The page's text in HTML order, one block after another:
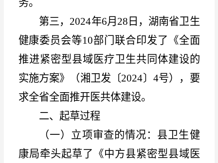
务。
第三， 2024年6月28日，湖南省卫生
健康委员会等10部门联合印发了《全面
推进紧密型县域医疗卫生共同体建设的
实施方案》（湘卫发〔2024〕4号），要
求全省全面推开医共体建设。
二、起草过程
（一）立项审查的情况： 县卫生健
康局牵头起草了《中方县紧密型县域医